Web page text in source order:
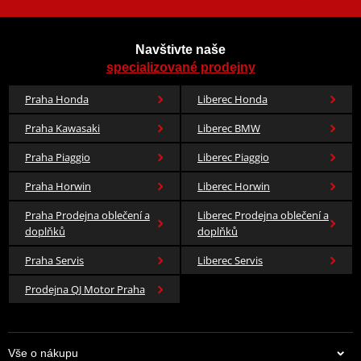
Navštivte naše
specializované prodejny
Praha Honda
Liberec Honda
Praha Kawasaki
Liberec BMW
Praha Piaggio
Liberec Piaggio
Praha Horwin
Liberec Horwin
Praha Prodejna oblečení a
doplňků
Liberec Prodejna oblečení a
doplňků
Praha Servis
Liberec Servis
Prodejna QJ Motor Praha
Vše o nákupu